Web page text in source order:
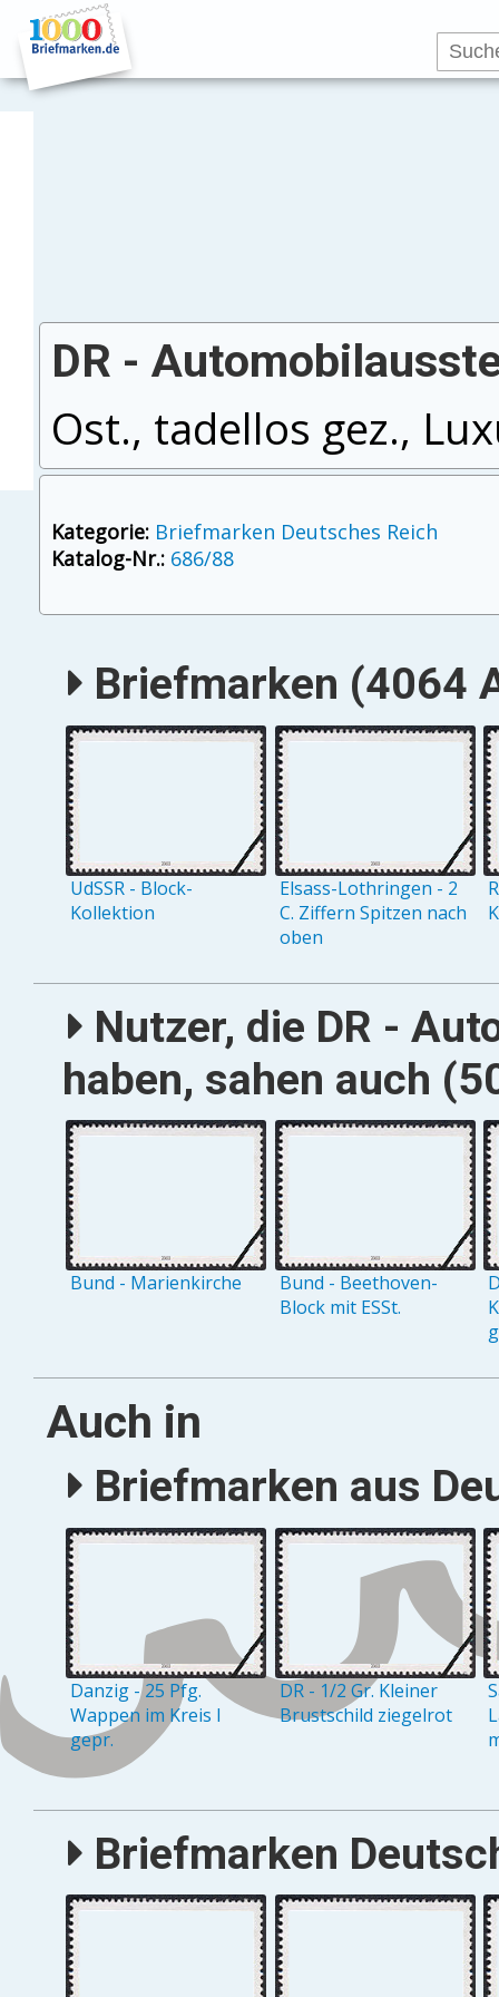
DR -
Ost., tadellos gez.,
Kategorie: Briefmarken Deutsches Reich
Katalog-Nr.: 686/88
Briefmarken (4064
UdSSR - Block-
Kollektion
Elsass-Lothringen - 2
C. Ziffern Spitzen nach
oben
Nutzer, die DR -
haben, sahen auch
Bund - Marienkirche
Bund - Beethoven-
Block mit ESSt.
Auch in
Briefmarken aus
Danzig - 25 Pfg.
Wappen im Kreis I
gepr.
DR - 1/2 Gr. Kleiner
Brustschild ziegelrot
Briefmarken